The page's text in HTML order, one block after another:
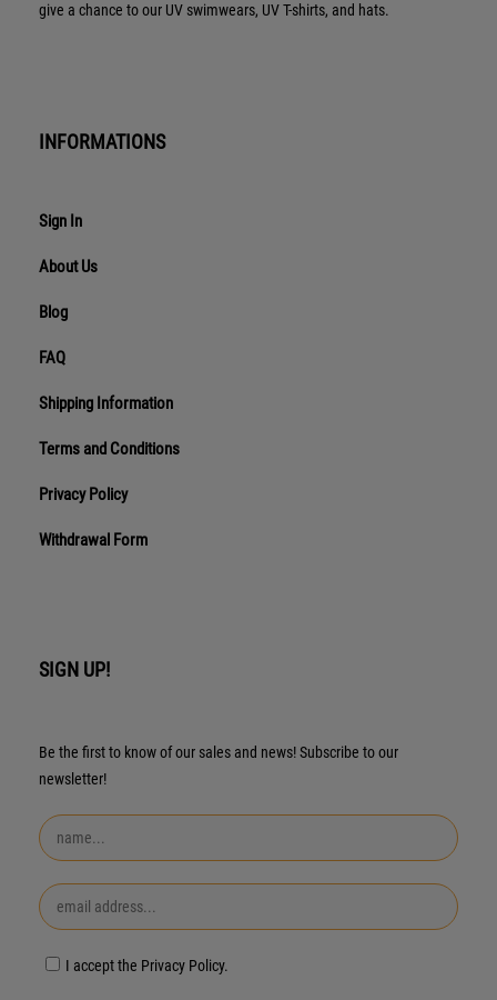
give a chance to our UV swimwears, UV T-shirts, and hats.
INFORMATIONS
Sign In
About Us
Blog
FAQ
Shipping Information
Terms and Conditions
Privacy Policy
Withdrawal Form
SIGN UP!
Be the first to know of our sales and news! Subscribe to our
newsletter!
I accept the Privacy Policy.